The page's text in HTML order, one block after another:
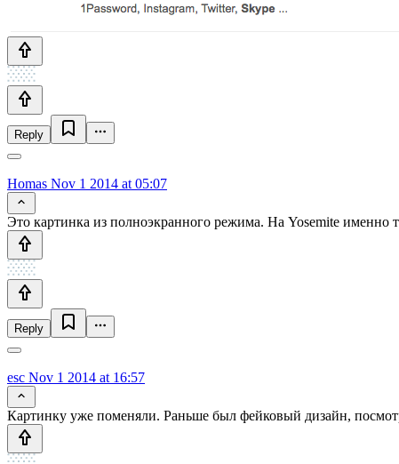
Reply
Homas Nov 1 2014 at 05:07
Это картинка из полноэкранного режима. На Yosemite именно
Reply
esc Nov 1 2014 at 16:57
Картинку уже поменяли. Раньше был фейковый дизайн,